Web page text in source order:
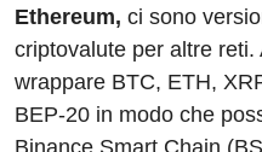
Ethereum, ci sono
criptovalute per altre
wrappare BTC, ETH,
BEP-20 in modo che